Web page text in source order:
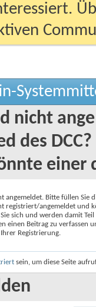
nicht
des DCC?
einer
angemeldet. Bitte füllen Sie
registriert/angemeldet und
sich und werden damit
einen Beitrag zu verfassen
Registrierung.
sein, um diese Seite